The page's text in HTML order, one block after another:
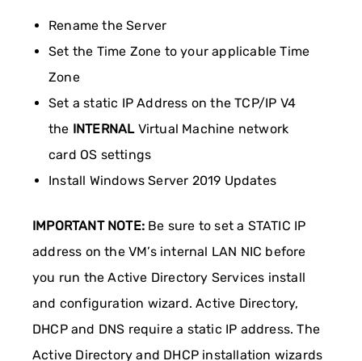
Rename the Server
Set the Time Zone to your applicable Time
Zone
Set a static IP Address on the TCP/IP V4
the INTERNAL Virtual Machine network
card OS settings
Install Windows Server 2019 Updates
IMPORTANT NOTE: Be sure to set a STATIC IP
address on the VM’s internal LAN NIC before
you run the Active Directory Services install
and configuration wizard. Active Directory,
DHCP and DNS require a static IP address. The
Active Directory and DHCP installation wizards